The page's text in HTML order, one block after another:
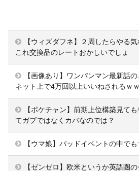
【ウィズダフネ】２周したらやる
これ交換品のレートおかしいでしょ
【画像あり】ワンパンマン最新話
ネット上で4万回以上いいねされるｗ
【ポケチャン】前期上位構築見て
てガブではなくカバなのでは？
【ウマ娘】バッドイベントの中で
【ゼンゼロ】欧米というか英語圏